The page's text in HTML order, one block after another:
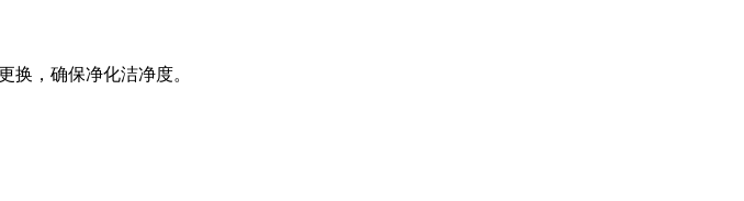
换，确保净化洁净度。